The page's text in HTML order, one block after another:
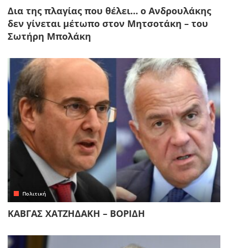
Δια της πλαγίας που θέλει… ο Ανδρουλάκης
δεν γίνεται μέτωπο στον Μητσοτάκη – του
Σωτήρη Μπολάκη
Πολιτική
ΚΑΒΓΑΣ ΧΑΤΖΗΔΑΚΗ – ΒΟΡΙΔΗ